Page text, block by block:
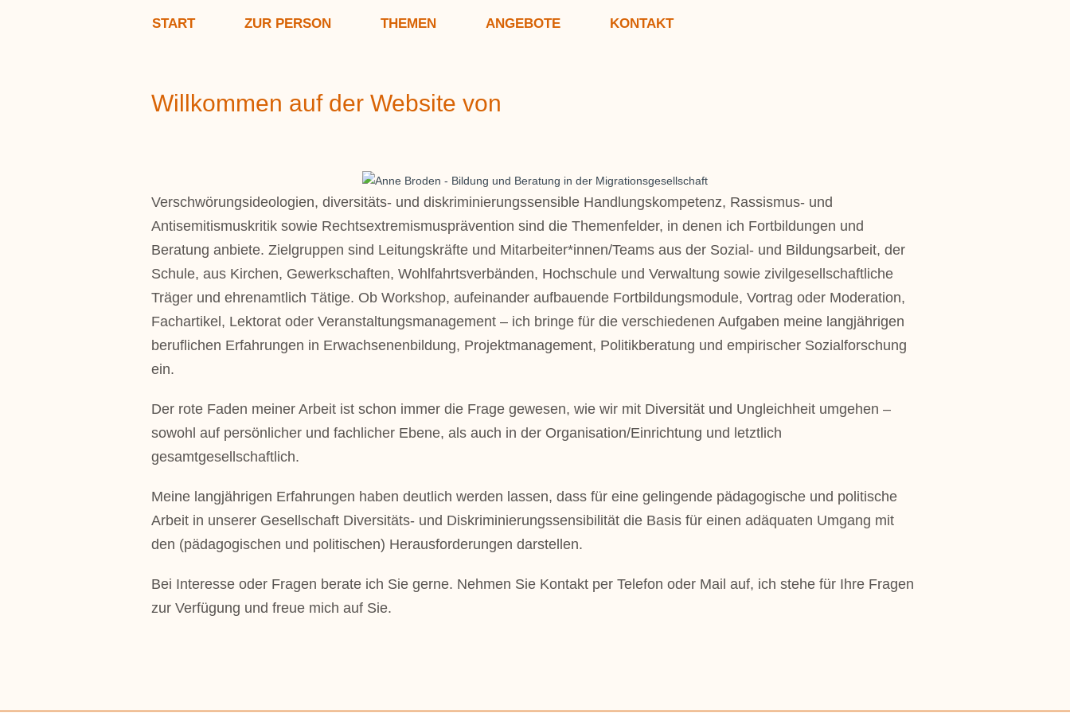
START ZUR PERSON THEMEN ANGEBOTE KONTAKT
Willkommen auf der Website von
Verschwörungsideologien, diversitäts- und diskriminierungssensible Handlungskompetenz, Rassismus- und
Antisemitismuskritik sowie Rechtsextremismusprävention sind die Themenfelder, in denen ich Fortbildungen und
Beratung anbiete. Zielgruppen sind Leitungskräfte und Mitarbeiter*innen/Teams aus der Sozial- und Bil­dungs­arbeit, der
Schule, aus Kirchen, Gewerkschaften, Wohlfahrtsverbänden, Hochschule und Verwaltung sowie zivilgesellschaftliche
Träger und ehren­amtlich Tätige. Ob Workshop, aufeinander aufbauende Fortbildungsmodule, Vortrag oder Moderation,
Fachartikel, Lektorat oder Veranstaltungsmanagement – ich bringe für die verschiedenen Aufgaben meine langjährigen
beruflichen Erfahrungen in Erwachsenenbildung, Projektmanagement, Politikberatung und empirischer Sozialforschung
ein.
Der rote Faden meiner Arbeit ist schon immer die Frage gewesen, wie wir mit Diversität und Ungleichheit umgehen –
sowohl auf persönlicher und fachlicher Ebene, als auch in der Organisation/Einrichtung und letztlich
gesamtgesellschaftlich.
Meine langjährigen Erfahrungen haben deutlich werden lassen, dass für eine gelingende pädagogische und politische
Arbeit in unserer Gesellschaft Diversitäts- und Diskriminierungssensibilität die Basis für einen adäquaten Umgang mit
den (pädagogischen und politischen) Herausforderungen darstellen.
Bei Interesse oder Fragen berate ich Sie gerne. Nehmen Sie Kontakt per Telefon oder Mail auf, ich stehe für Ihre Fragen
zur Verfügung und freue mich auf Sie.